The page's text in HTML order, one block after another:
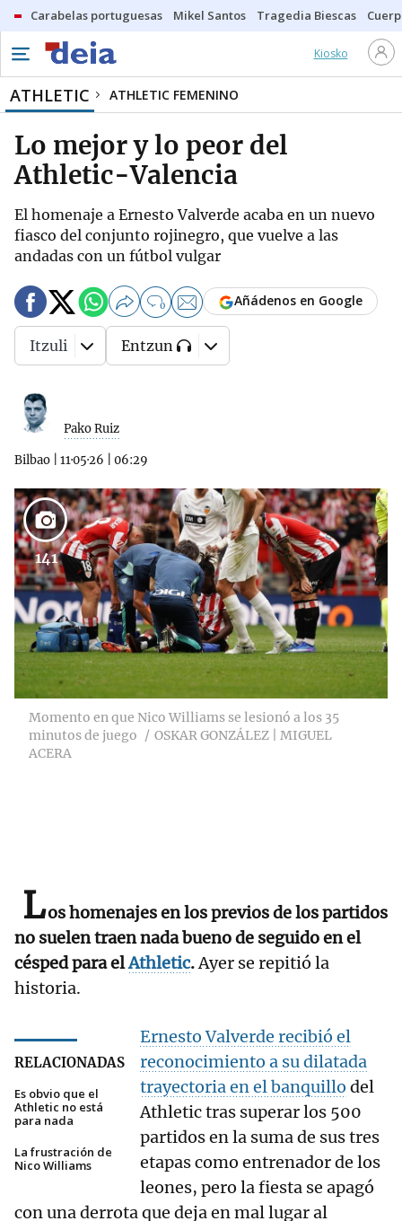
Carabelas portuguesas Mikel Santos Tragedia Biescas
Kiosko
ATHLETIC ATHLETIC FEMENINO
Lo mejor y lo peor del
Athletic-Valencia
El homenaje a Ernesto Valverde acaba en un nuevo
fiasco del conjunto rojinegro, que vuelve a las
andadas con un fútbol vulgar
Pako Ruiz
Bilbao 11·05·26 06:29
0 Añádenos en Google
Itzuli Entzun
141
Momento en que Nico Williams se lesionó a los 35
minutos de juego
OSKAR GONZÁLEZ | MIGUEL
ACERA
Los homenajes en los previos de los partidos
no suelen traen nada bueno de seguido en el
césped para elAthletic.Ayer se repitió la
historia.
RELACIONADAS
Es obvio que el
Athletic no está
para nada
La frustración de
Nico Williams
Ernesto Valverde recibió el
reconocimiento a su dilatada
trayectoria en el banquillo del
Athletic tras superar los 500
partidos en la suma de sus tres
etapas como entrenador de los
leones, pero la fiesta se apagó
con una derrota que deja en mal lugar al